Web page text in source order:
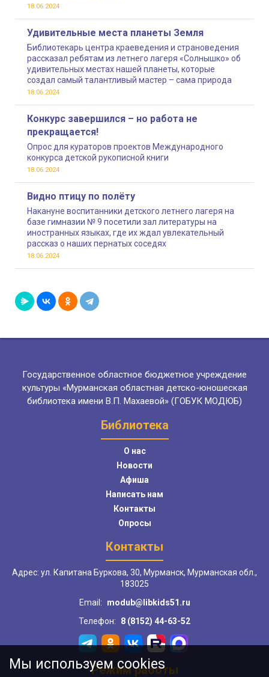
18.06.2024
Удивительные места планеты Земля
Библиотекарь центра краеведения и страноведения
рассказал ребятам из летнего лагеря «Солнышко» об
удивительных местах нашей планеты, которые
создал самый талантливый мастер – сама природа
18.06.2024
Конкурс завершился – но работа не
прекращается!
Опрос для кураторов проектов Международного
конкурса детской рукописной книги
18.06.2024
Видно птицу по полёту
Накануне воспитанники детского летнего лагеря на
базе гимназии № 9 посетили зал литературы на
иностранных языках, где их ждал увлекательный
рассказ о наших пернатых соседях
18.06.2024
Государственное областное бюджетное учреждение
культуры «Мурманская областная детско-юношеская
библиотека имени В.П. Махаевой» (ГОБУК МОДЮБ)
Библиотека
О нас
Новости
Афиша
Написать нам
Контакты
Опросы
Контакты
Адрес: ул. Капитана Буркова, 30, Мурманск, Мурманская обл.,
183025
Email:
modub@libkids51.ru
Телефон:
8 (8152) 44-63-52
Режим работы
Мы используем cookies